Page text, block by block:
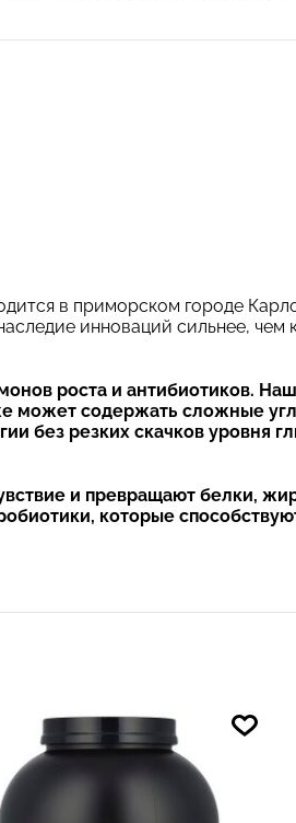
в приморском городе
инноваций сильнее, чем
роста и антибиотиков.
может содержать сложные
без резких скачков уровня
и превращают белки,
которые